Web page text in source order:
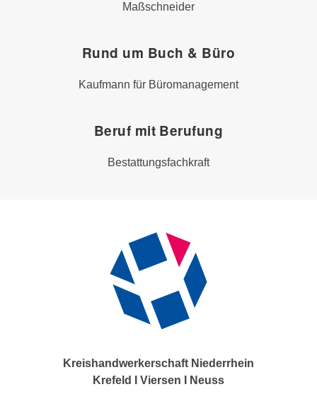
Maßschneider
Rund um Buch & Büro
Kaufmann für Büromanagement
Beruf mit Berufung
Bestattungsfachkraft
Kreishandwerkerschaft Niederrhein
Krefeld I Viersen I Neuss